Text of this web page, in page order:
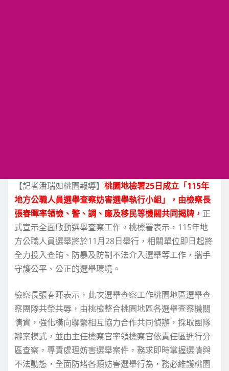
【記者潘瑞如桃園報導】 桃園地檢署25日成立「115年
地方公職人員選舉查察妨害選舉執行小組」，由檢察長
張春暉率領檢、警、調、廉及移民等機關共同揭牌， 正
式宣示全面啟動選舉查察工作。桃檢署表示，115年地
方公職人員選舉將於11月28日舉行，相關單位即日起將
全力投入查賄、防暴及防制不法介入選舉等工作，攜手
守護公平、公正的選舉環境。
檢察長張春暉表示，此次選舉查察工作桃園地區選舉查
察團隊共榮共辱，由桃檢整合桃園地區各選舉查察機關
情資，強化橫向聯繫相互協力合作共同偵辦，採取團隊
辦案模式，並由主任檢察官率領檢察官依責任區進行分
區查察，專責處理妨害選舉案件，務求即時掌握選情與
不法動態，全面防堵各類妨害選舉行為，務必維護桃園